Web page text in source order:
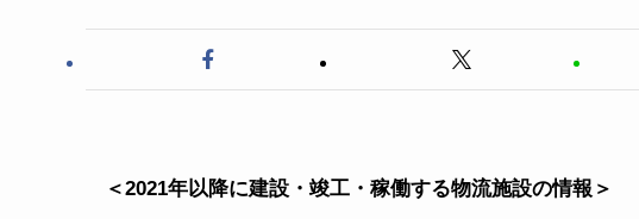
＜2021年以降に建設・竣工・稼働する物流施設の情報＞